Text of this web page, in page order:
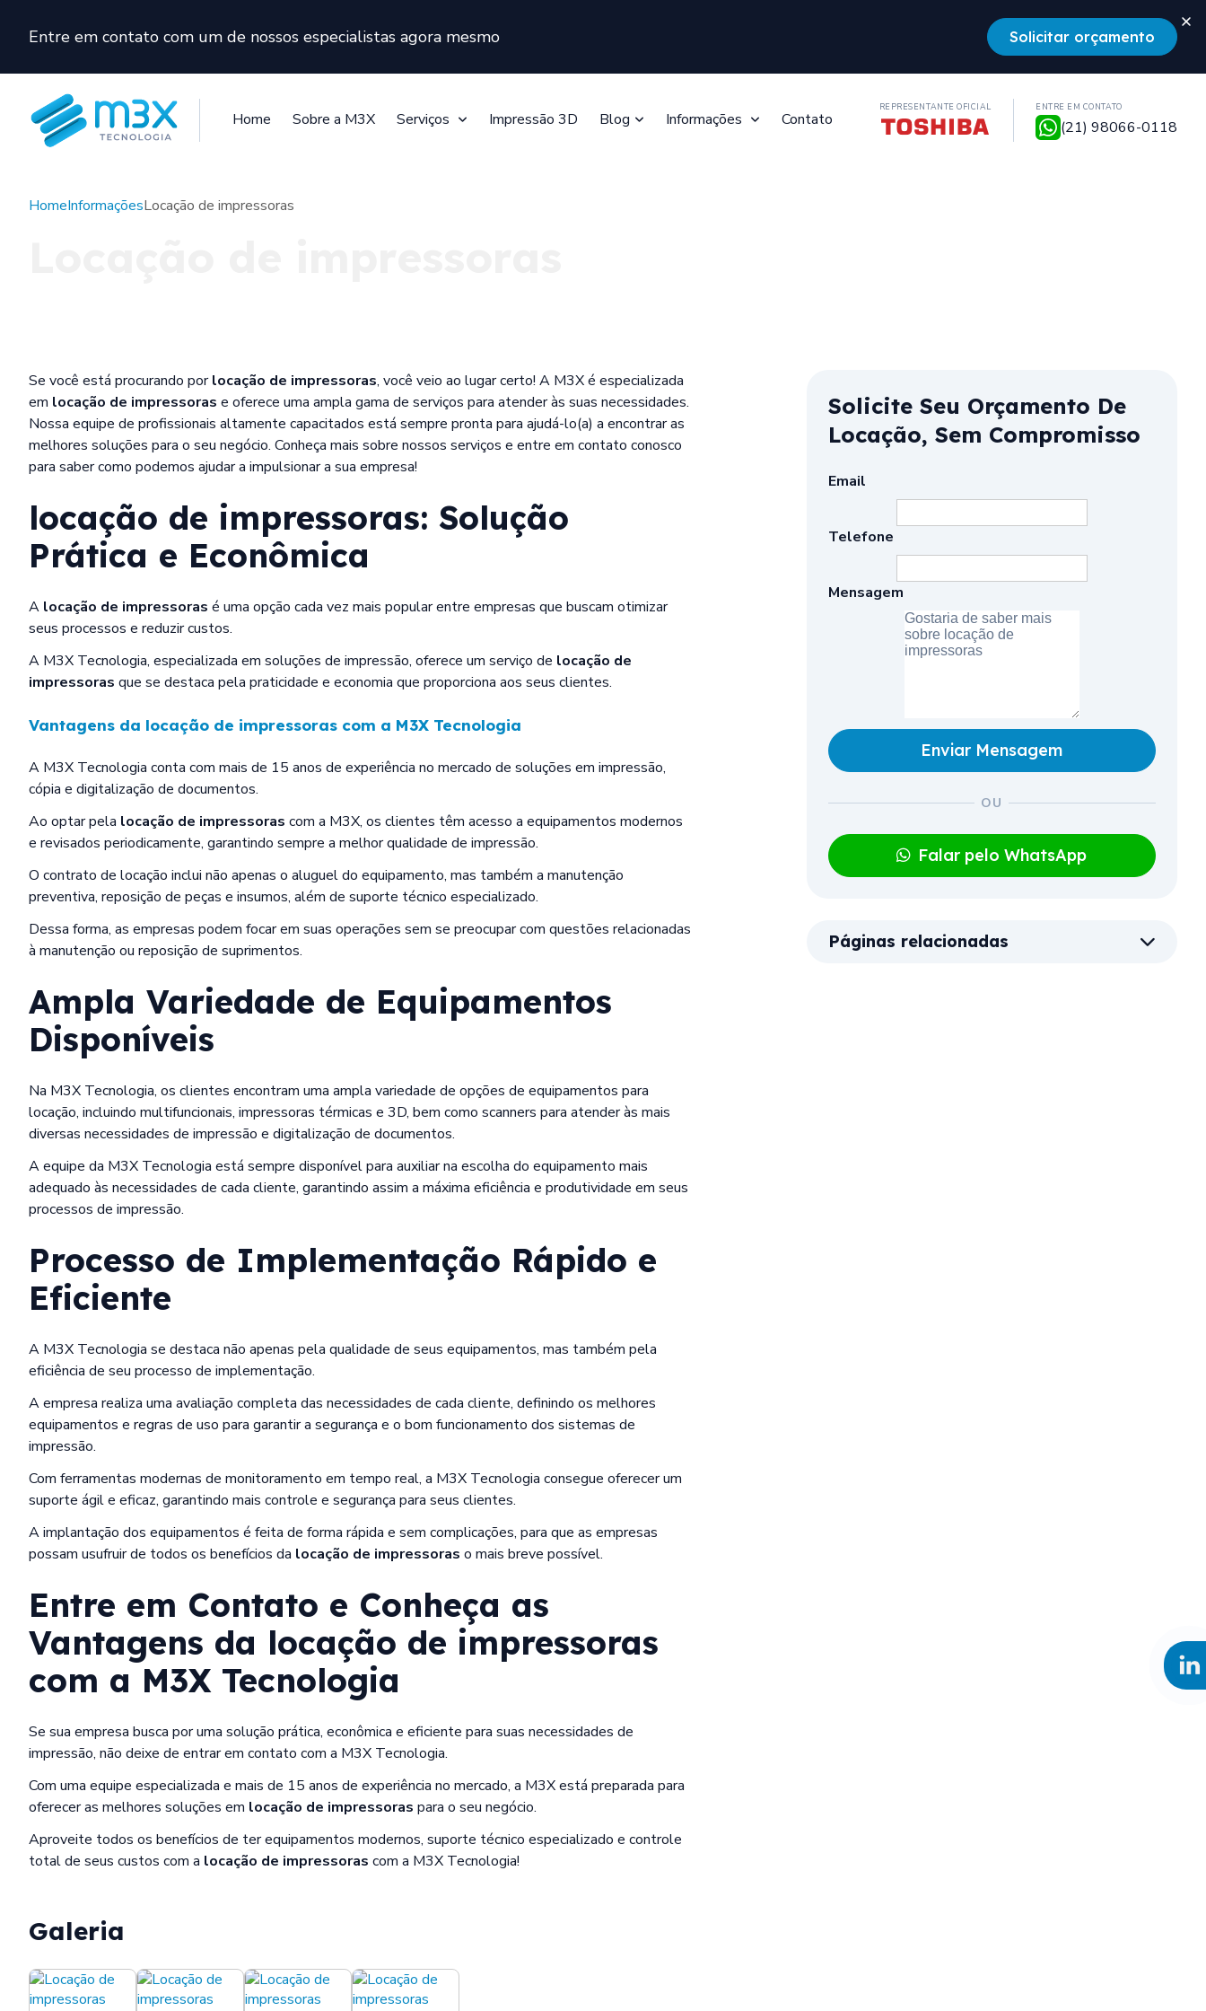
Entre em contato com um de nossos especialistas agora mesmo Solicitar orçamento
Home Sobre a M3X Serviços Impressão 3D Blog Informações Contato
REPRESENTANTE OFICIAL ENTRE EM CONTATO
(21) 98066-0118
HomeInformaçõesLocação de impressoras
Se você está procurando porlocação de impressoras, você veio ao lugar certo! A M3X é especializada
em locação de impressoras e oferece uma ampla gama de serviços para atender às suas necessidades.
Nossa equipe de profissionais altamente capacitados está sempre pronta para ajudá-lo(a) a encontrar as
melhores soluções para o seu negócio. Conheça mais sobre nossos serviços e entre em contato conosco
para saber como podemos ajudar a impulsionar a sua empresa!
locação de impressoras: Solução
Prática e Econômica
A locação de impressoras é uma opção cada vez mais popular entre empresas que buscam otimizar
seus processos e reduzir custos.
A M3X Tecnologia, especializada em soluções de impressão, oferece um serviço de locação de
impressoras que se destaca pela praticidade e economia que proporciona aos seus clientes.
Vantagens da locação de impressoras com a M3X Tecnologia
A M3X Tecnologia conta com mais de 15 anos de experiência no mercado de soluções em impressão,
cópia e digitalização de documentos.
Ao optar pela locação de impressoras com a M3X, os clientes têm acesso a equipamentos modernos
e revisados periodicamente, garantindo sempre a melhor qualidade de impressão.
O contrato de locação inclui não apenas o aluguel do equipamento, mas também a manutenção
preventiva, reposição de peças e insumos, além de suporte técnico especializado.
Dessa forma, as empresas podem focar em suas operações sem se preocupar com questões relacionadas
à manutenção ou reposição de suprimentos.
Ampla Variedade de Equipamentos
Disponíveis
Na M3X Tecnologia, os clientes encontram uma ampla variedade de opções de equipamentos para
locação, incluindo multifuncionais, impressoras térmicas e 3D, bem como scanners para atender às mais
diversas necessidades de impressão e digitalização de documentos.
A equipe da M3X Tecnologia está sempre disponível para auxiliar na escolha do equipamento mais
adequado às necessidades de cada cliente, garantindo assim a máxima eficiência e produtividade em seus
processos de impressão.
Processo de Implementação Rápido e
Eficiente
A M3X Tecnologia se destaca não apenas pela qualidade de seus equipamentos, mas também pela
eficiência de seu processo de implementação.
A empresa realiza uma avaliação completa das necessidades de cada cliente, definindo os melhores
equipamentos e regras de uso para garantir a segurança e o bom funcionamento dos sistemas de
impressão.
Com ferramentas modernas de monitoramento em tempo real, a M3X Tecnologia consegue oferecer um
suporte ágil e eficaz, garantindo mais controle e segurança para seus clientes.
A implantação dos equipamentos é feita de forma rápida e sem complicações, para que as empresas
possam usufruir de todos os benefícios da locação de impressoras o mais breve possível.
Entre em Contato e Conheça as
Vantagens da locação de impressoras
com a M3X Tecnologia
Se sua empresa busca por uma solução prática, econômica e eficiente para suas necessidades de
impressão, não deixe de entrar em contato com a M3X Tecnologia.
Com uma equipe especializada e mais de 15 anos de experiência no mercado, a M3X está preparada para
oferecer as melhores soluções em locação de impressoras para o seu negócio.
Aproveite todos os benefícios de ter equipamentos modernos, suporte técnico especializado e controle
total de seus custos com a locação de impressoras com a M3X Tecnologia!
Galeria
Solicite Seu Orçamento De
Locação, Sem Compromisso
Email
Telefone
Mensagem
Enviar Mensagem
Falar pelo WhatsApp
Páginas relacionadas